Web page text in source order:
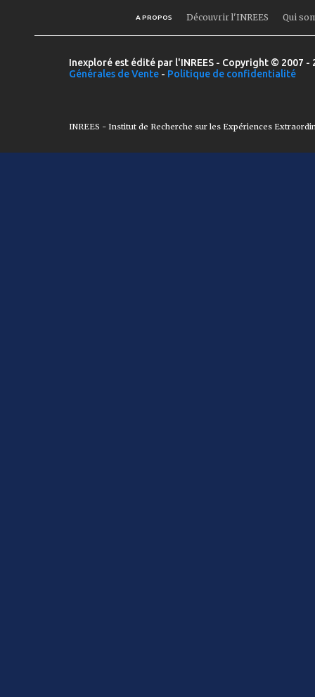
A PROPOS Découvrir l'INREES Qui
Inexploré est édité par l'INREES - Copyright © 2007
Générales de Vente - Politique de confidentialité
INREES - Institut de Recherche sur les Expériences